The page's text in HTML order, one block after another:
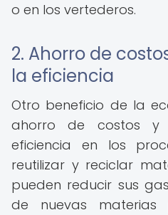
o en los vertederos.
2. Ahorro de
la eficiencia
Otro beneficio de la
ahorro de costos
eficiencia en los
reutilizar y reciclar
pueden reducir sus
de nuevas materias